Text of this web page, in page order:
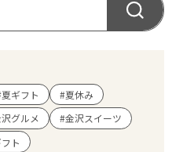
ギフト
#夏休み
グルメ
#金沢スイーツ
ト